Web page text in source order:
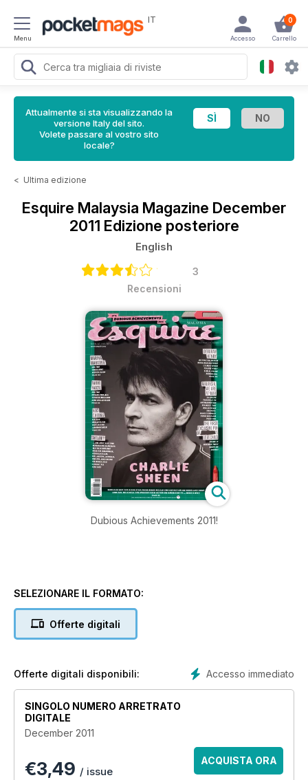
Menu
IT 0
Carrello
Accesso
Attualmente si sta visualizzando la
versione Italy del sito.
Volete passare al vostro sito
locale?
< Ultima edizione
Esquire Malaysia Magazine December
2011 Edizione posteriore
English
3
Recensioni
Dubious Achievements 2011!
SELEZIONARE IL FORMATO:
Offerte digitali
Accesso immediato
Offerte digitali disponibili:
SINGOLO NUMERO ARRETRATO
DIGITALE
December 2011
€3,49 / issue
ACQUISTA ORA